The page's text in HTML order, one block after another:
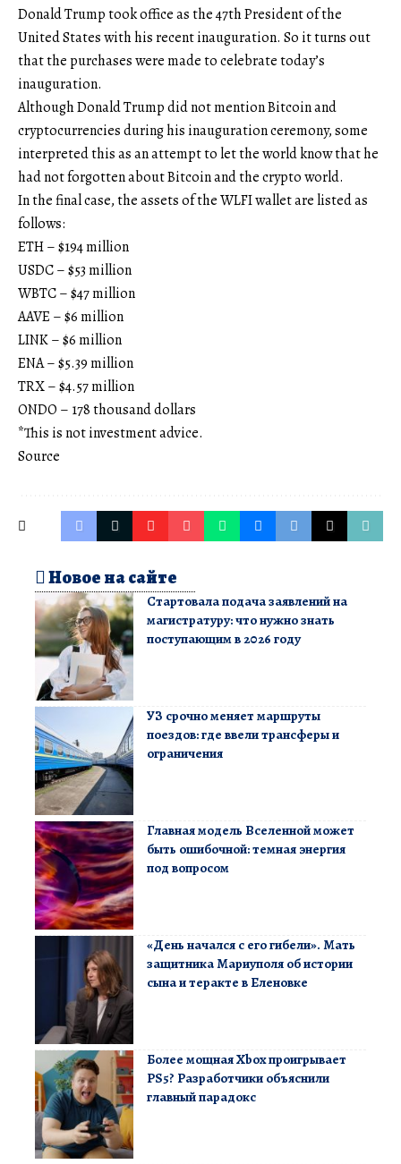
Donald Trump took office as the 47th President of the
United States with his recent inauguration. So it turns out
that the purchases were made to celebrate today’s
inauguration.
Although Donald Trump did not mention Bitcoin and
cryptocurrencies during his inauguration ceremony, some
interpreted this as an attempt to let the world know that he
had not forgotten about Bitcoin and the crypto world.
In the final case, the assets of the WLFI wallet are listed as
follows:
ETH – $194 million
USDC – $53 million
WBTC – $47 million
AAVE – $6 million
LINK – $6 million
ENA – $5.39 million
TRX – $4.57 million
ONDO – 178 thousand dollars
*This is not investment advice.
Source
Новое на сайте
Стартовала подача заявлений на
магистратуру: что нужно знать
поступающим в 2026 году
УЗ срочно меняет маршруты
поездов: где ввели трансферы и
ограничения
Главная модель Вселенной может
быть ошибочной: темная энергия
под вопросом
«День начался с его гибели». Мать
защитника Мариуполя об истории
сына и теракте в Еленовке
Более мощная Xbox проигрывает
PS5? Разработчики объяснили
главный парадокс